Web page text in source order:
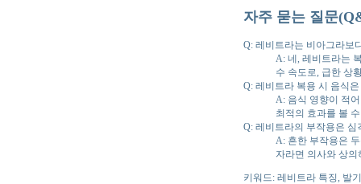
자주 묻는 질문
Q: 레비트라는 비아그라보
A: 네, 레비트라는
수 속도로, 급한 상
Q: 레비트라 복용 시 음식
A: 음식 영향이 적
최적의 효과를 볼
Q: 레비트라의 부작용은 심
A: 흔한 부작용은
자라면 의사와 상
키워드: 레비트라 특징, 발